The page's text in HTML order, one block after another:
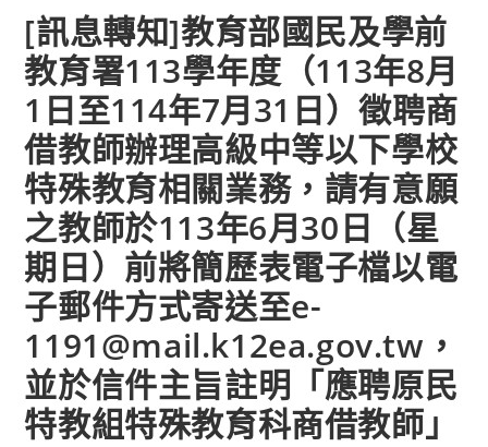
[訊息轉知]教育部國民及學前
教育署113學年度（113年8月
1日至114年7月31日）徵聘商
借教師辦理高級中等以下學校
特殊教育相關業務，請有意願
之教師於113年6月30日（星
期日）前將簡歷表電子檔以電
子郵件方式寄送至e-
1191@mail.k12ea.gov.tw，
並於信件主旨註明「應聘原民
特教組特殊教育科商借教師」